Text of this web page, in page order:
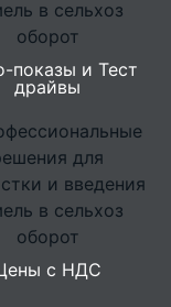
9700
5000
4450
показы и Тест
драйвы
с НДС